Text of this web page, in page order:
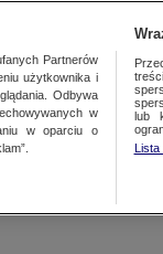
Partnerów
użytkownika i
Odbywa
w
w oparciu o
lub
Lista